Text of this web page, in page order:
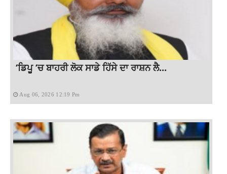
‘ਡਿਪੂ ‘ਚ ਬਾਹਰੀ ਲੋਕ ਸਾਡੇ ਹਿੱਸੇ ਦਾ ਰਾਸ਼ਨ ਲੈ...
Aug 06, 2026 12:19 Pm